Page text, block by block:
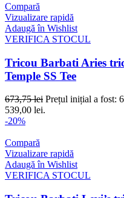
Compară
Vizualizare rapidă
Adaugă în Wishlist
VERIFICA STOCUL
Tricou Barbati Aries
Temple SS Tee
673,75lei Prețul inițial a fost:
539,00 lei.
-20%
Compară
Vizualizare rapidă
Adaugă în Wishlist
VERIFICA STOCUL